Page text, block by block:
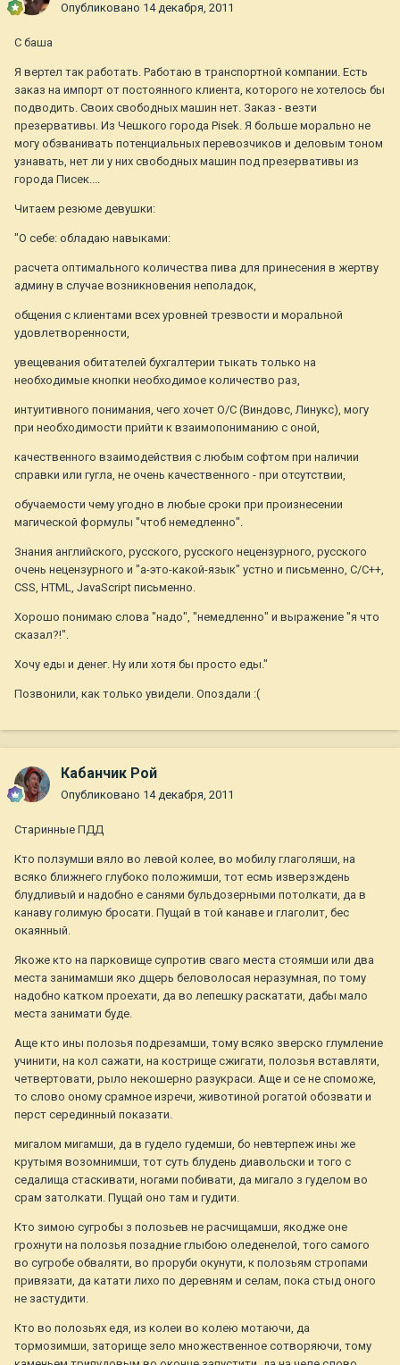
Опубликовано 14 декабря, 2011
С баша
Я вертел так работать. Работаю в транспортной компании. Есть
заказ на импорт от постоянного клиента, которого не хотелось бы
подводить. Своих свободных машин нет. Заказ - везти
презервативы. Из Чешкого города Pisek. Я больше морально не
могу обзванивать потенциальных перевозчиков и деловым тоном
узнавать, нет ли у них свободных машин под презервативы из
города Писек....
Читаем резюме девушки:
"О себе: обладаю навыками:
расчета оптимального количества пива для принесения в жертву
админу в случае возникновения неполадок,
общения с клиентами всех уровней трезвости и моральной
удовлетворенности,
увещевания обитателей бухгалтерии тыкать только на
необходимые кнопки необходимое количество раз,
интуитивного понимания, чего хочет О/С (Виндовс, Линукс), могу
при необходимости прийти к взаимопониманию с оной,
качественного взаимодействия с любым софтом при наличии
справки или гугла, не очень качественного - при отсутствии,
обучаемости чему угодно в любые сроки при произнесении
магической формулы "чтоб немедленно".
Знания английского, русского, русского нецензурного, русского
очень нецензурного и "а-это-какой-язык" устно и письменно, C/С++,
CSS, HTML, JavaScript письменно.
Хорошо понимаю слова "надо", "немедленно" и выражение "я что
сказал?!".
Хочу еды и денег. Ну или хотя бы просто еды."
Позвонили, как только увидели. Опоздали :(
Кабанчик Рой
Опубликовано 14 декабря, 2011
Старинные ПДД
Кто ползумши вяло во левой колее, во мобилу глаголяши, на
всяко ближнего глубоко положимши, тот есмь изверзждень
блудливый и надобно е санями бульдозерными потолкати, да в
канаву голимую бросати. Пущай в той канаве и глаголит, бес
окаянный.
Якоже кто на парковище супротив сваго места стоямши или два
места занимамши яко дщерь беловолосая неразумная, по тому
надобно катком проехати, да во лепешку раскатати, дабы мало
места занимати буде.
Аще кто ины полозья подрезамши, тому всяко зверско глумление
учинити, на кол сажати, на кострище сжигати, полозья вставляти,
четвертовати, рыло некошерно разукраси. Аще и се не споможе,
то слово оному срамное изречи, животиной рогатой обозвати и
перст серединный показати.
мигалом мигамши, да в гудело гудемши, бо невтерпеж ины же
крутымя возомнимши, тот суть блудень диавольски и того с
седалища стаскивати, ногами побивати, да мигало з гуделом во
срам затолкати. Пущай оно там и гудити.
Кто зимою сугробы з полозьев не расчищамши, якодже оне
грохнути на полозья позадние глыбою оледенелой, того самого
во сугробе обваляти, во проруби окунути, к полозьям стропами
привязати, да катати лихо по деревням и селам, пока стыд оного
не застудити.
Кто во полозьях едя, из колеи во колею мотаючи, да
тормозимши, заторище зело множественное сотворяючи, тому